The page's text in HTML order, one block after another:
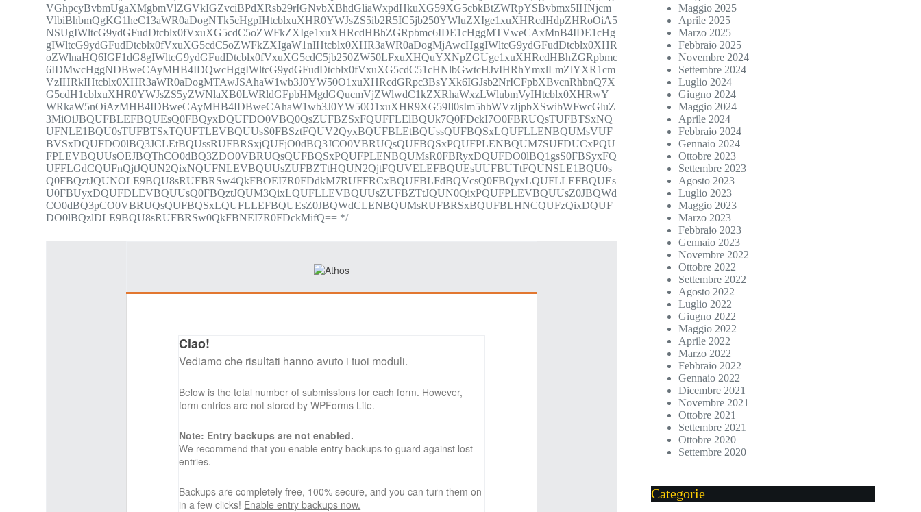
VGhpcyBvbmUgaXMgbmVlZGVkIGZvciBPdXRsb29rIGNvbXBhdGliaWxpdHkuXG59XG5cbkBtZWRpYSBvbmx5IHNjcm
VlbiBhbmQgKG1heC13aWR0aDogNTk5cHgpIHtcblxuXHR0YWJsZS5ib2R5IC5jb250YWluZXIge1xuXHRcdHdpZHRoOiA5
NSUgIWltcG9ydGFudDtcblx0fVxuXG5cdC5oZWFkZXIge1xuXHRcdHBhZGRpbmc6IDE1cHggMTVweCAxMnB4IDE1cHg
gIWltcG9ydGFudDtcblx0fVxuXG5cdC5oZWFkZXIgaW1nIHtcblx0XHR3aWR0aDogMjAwcHggIWltcG9ydGFudDtcblx0XHR
oZWlnaHQ6IGF1dG8gIWltcG9ydGFudDtcblx0fVxuXG5cdC5jb250ZW50LFxuXHQuYXNpZGUge1xuXHRcdHBhZGRpbmc
6IDMwcHggNDBweCAyMHB4IDQwcHggIWltcG9ydGFudDtcblx0fVxuXG5cdC51cHNlbGwtcHJvIHRhYmxlLmZlYXR1cm
VzIHRkIHtcblx0XHR3aWR0aDogMTAwJSAhaW1wb3J0YW50O1xuXHRcdGRpc3BsYXk6IGJsb2NrICFpbXBvcnRhbnQ7X
G5cdH1cblxuXHR0YWJsZS5yZWNlaXB0LWRldGFpbHMgdGQucmVjZWlwdC1kZXRhaWxzLWlubmVyIHtcblx0XHRwY
WRkaW5nOiAzMHB4IDBweCAyMHB4IDBweCAhaW1wb3J0YW50O1xuXHR9XG59Il0sIm5hbWVzIjpbXSwibWFwcGluZ
3MiOiJBQUFBLEFBQUEsQ0FBQyxDQUFDO0VBQ0QsZUFBZSxFQUFFLElBQUk7Q0FDckI7O0FBRUQsTUFBTSxNQ
UFNLE1BQU0sTUFBTSxTQUFTLEVBQUUsS0FBSztFQUV2QyxBQUFBLEtBQUssQUFBQSxLQUFLLENBQUMsVUF
BVSxDQUFDO0lBQ3JCLEtBQUssRUFBRSxjQUFjO0dBQ3JCO0VBRUQsQUFBQSxPQUFPLENBQUM7SUFDUCxPQU
FPLEVBQUUsOEJBQThCO0dBQ3ZDO0VBRUQsQUFBQSxPQUFPLENBQUMsR0FBRyxDQUFDO0lBQ1gsS0FBSyxFQ
UFFLGdCQUFnQjtJQUN2QixNQUFNLEVBQUUsZUFBZTtHQUN2QjtFQUVELEFBQUEsUUFBUTtFQUNSLE1BQU0s
Q0FBQztJQUNOLE9BQU8sRUFBRSw4QkFBOEI7R0FDdkM7RUFFRCxBQUFBLFdBQVcsQ0FBQyxLQUFLLEFBQUEs
U0FBUyxDQUFDLEVBQUUsQ0FBQztJQUM3QixLQUFLLEVBQUUsZUFBZTtJQUN0QixPQUFPLEVBQUUsZ0JBQWd
CO0dBQ3pCO0VBRUQsQUFBQSxLQUFLLEFBQUEsZ0JBQWdCLENBQUMsRUFBRSxBQUFBLHNCQUFzQixDQUF
DO0lBQzlDLE9BQU8sRUFBRSw0QkFBNEI7R0FDckMifQ== */
Ciao!
Vediamo che risultati hanno avuto i tuoi moduli.
Below is the total number of submissions for each form. However,
form entries are not stored by WPForms Lite.
Note: Entry backups are not enabled.
We recommend that you enable entry backups to guard against lost
entries.
Backups are completely free, 100% secure, and you can turn them on
in a few clicks! Enable entry backups now.
Maggio 2025
Aprile 2025
Marzo 2025
Febbraio 2025
Novembre 2024
Settembre 2024
Luglio 2024
Giugno 2024
Maggio 2024
Aprile 2024
Febbraio 2024
Gennaio 2024
Ottobre 2023
Settembre 2023
Agosto 2023
Luglio 2023
Maggio 2023
Marzo 2023
Febbraio 2023
Gennaio 2023
Novembre 2022
Ottobre 2022
Settembre 2022
Agosto 2022
Luglio 2022
Giugno 2022
Maggio 2022
Aprile 2022
Marzo 2022
Febbraio 2022
Gennaio 2022
Dicembre 2021
Novembre 2021
Ottobre 2021
Settembre 2021
Ottobre 2020
Settembre 2020
Categorie